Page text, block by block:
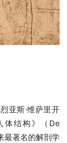
亚斯·维萨里开
体结构》（De
最著名的解剖学